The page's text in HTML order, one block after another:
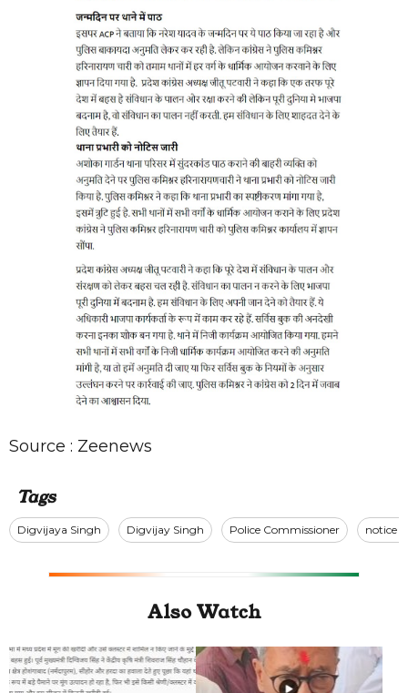
Source : Zeenews
Tags
Digvijaya Singh Digvijay Singh Police Commissioner notice
Also Watch